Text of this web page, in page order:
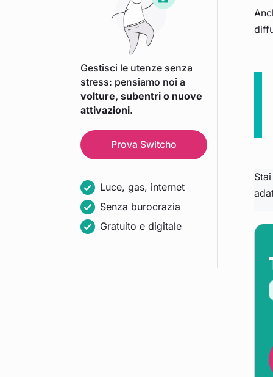
Gestisci le utenze senza
stress: pensiamo noi a
volture, subentri o nuove
attivazioni.
Prova Switcho
Luce, gas, internet
Senza burocrazia
Gratuito e digitale